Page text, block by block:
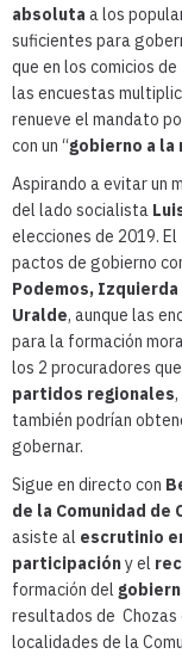
absoluta a los
suficientes para
que en los comicios
las encuestas
renueve el mandato
con un “gobierno a la
Aspirando a evitar un
del lado socialista
elecciones de 2019. El
pactos de gobierno
Podemos, Izquierda
Uralde, aunque las
para la formación
los 2 procuradores
partidos regionales
también podrían
gobernar.
Sigue en directo con
de la Comunidad de
asiste al escrutinio
participacióny el
formación del
resultados de Chozas
localidades de la